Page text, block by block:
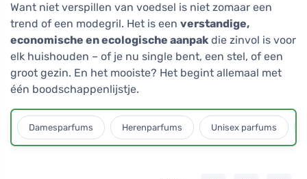
Want niet verspillen van voedsel is niet zomaar een
trend of een modegril. Het is een verstandige,
economische en ecologische aanpak die zinvol is voor
elk huishouden – of je nu single bent, een stel, of een
groot gezin. En het mooiste? Het begint allemaal met
één boodschappenlijstje.
Damesparfums Herenparfums Unisex parfums